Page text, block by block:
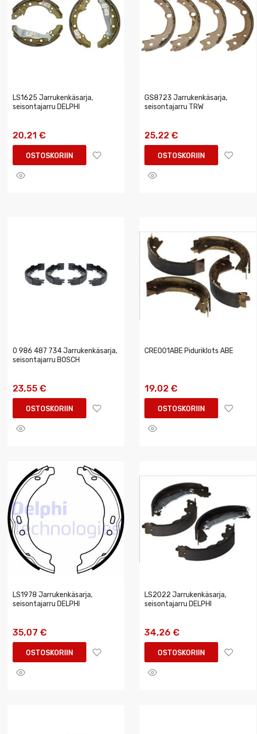
LS1625 Jarrukenkäsarja,
seisontajarru DELPHI
20,21 €
OSTOSKORIIN
GS8723 Jarrukenkäsarja,
seisontajarru TRW
25,22 €
OSTOSKORIIN
0 986 487 734 Jarrukenkäsarja,
seisontajarru BOSCH
23,55 €
OSTOSKORIIN
CRE001ABE Piduriklots ABE
19,02 €
OSTOSKORIIN
LS1978 Jarrukenkäsarja,
seisontajarru DELPHI
35,07 €
OSTOSKORIIN
LS2022 Jarrukenkäsarja,
seisontajarru DELPHI
34,26 €
OSTOSKORIIN